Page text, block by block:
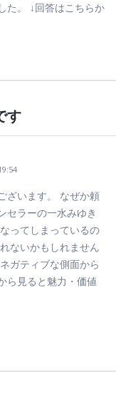
た。 ↓回答はこちらか
す
ざいます。 なぜか頼
セラーの一水みゆき
ってしまっているの
ないかもしれません
ガティブな側面から
ら見ると魅力・価値